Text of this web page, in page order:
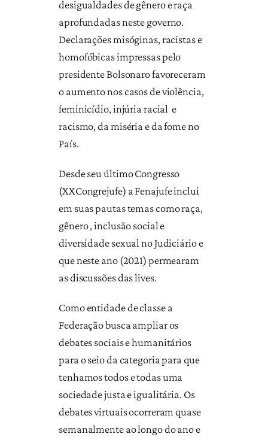
desigualdades de gênero e raça
aprofundadas neste governo.
Declarações misóginas, racistas e
homofóbicas impressas pelo
presidente Bolsonaro favoreceram
o aumento nos casos de violência,
feminicídio, injúria racial e
racismo, da miséria e da fome no
País.
Desde seu último Congresso
(XXCongrejufe) a Fenajufe inclui
em suas pautas temas como raça,
gênero , inclusão social e
diversidade sexual no Judiciário e
que neste ano (2021) permearam
as discussões das lives.
Como entidade de classe a
Federação busca ampliar os
debates sociais e humanitários
para o seio da categoria para que
tenhamos todos e todas uma
sociedade justa e igualitária. Os
debates virtuais ocorreram quase
semanalmente ao longo do ano e